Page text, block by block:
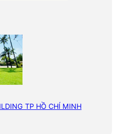
TP HỒ CHÍ MINH